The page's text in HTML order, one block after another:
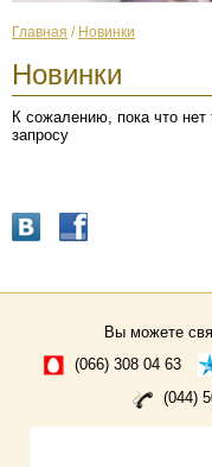
Главная / Новинки
Новинки
К сожалению, пока что
запросу
Вы можете
(066) 308 04 63
(044)